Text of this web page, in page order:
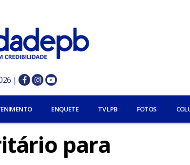
|
ENQUETE TV LPB FOTOS
para